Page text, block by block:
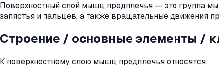
Поверхностный слой мышц предплечья — это группа
запястья и пальцев, а также вращательные движения
Строение / основные элементы /
К поверхностному слою мышц предплечья относятся: